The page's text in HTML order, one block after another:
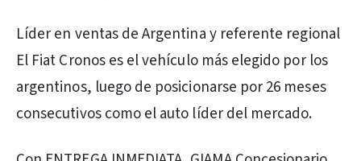
Líder en ventas de Argentina y referente regional
El Fiat Cronos es el vehículo más elegido por los
argentinos, luego de posicionarse por 26 meses
consecutivos como el auto líder del mercado.